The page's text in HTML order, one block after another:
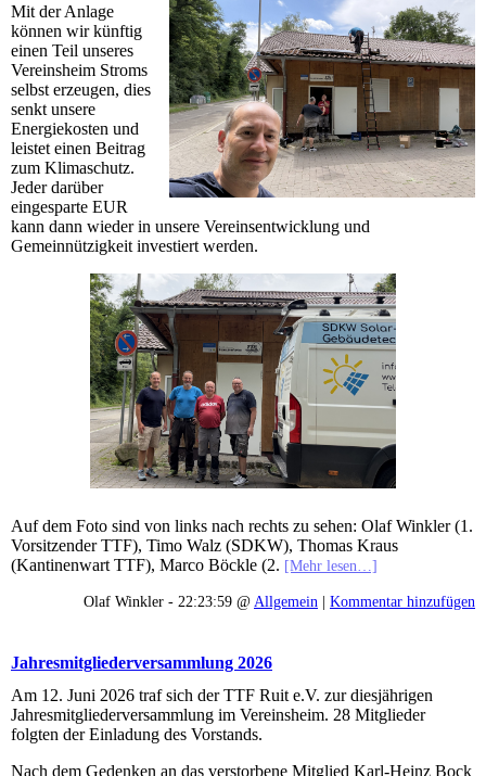
Mit der Anlage
können wir künftig
einen Teil unseres
Vereinsheim Stroms
selbst erzeugen, dies
senkt unsere
Energiekosten und
leistet einen Beitrag
zum Klimaschutz.
Jeder darüber
eingesparte EUR
kann dann wieder in unsere Vereinsentwicklung und
Gemeinnützigkeit investiert werden.
Auf dem Foto sind von links nach rechts zu sehen: Olaf Winkler (1.
Vorsitzender TTF), Timo Walz (SDKW), Thomas Kraus
(Kantinenwart TTF), Marco Böckle (2. [Mehr lesen…]
Olaf Winkler - 22:23:59 @ Allgemein | Kommentar hinzufügen
Jahresmitgliederversammlung 2026
Am 12. Juni 2026 traf sich der TTF Ruit e.V. zur diesjährigen
Jahresmitgliederversammlung im Vereinsheim. 28 Mitglieder
folgten der Einladung des Vorstands.
Nach dem Gedenken an das verstorbene Mitglied Karl-Heinz Bock